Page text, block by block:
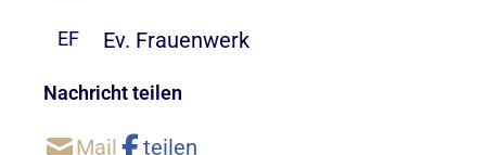
EF Ev. Frauenwerk
Nachricht teilen